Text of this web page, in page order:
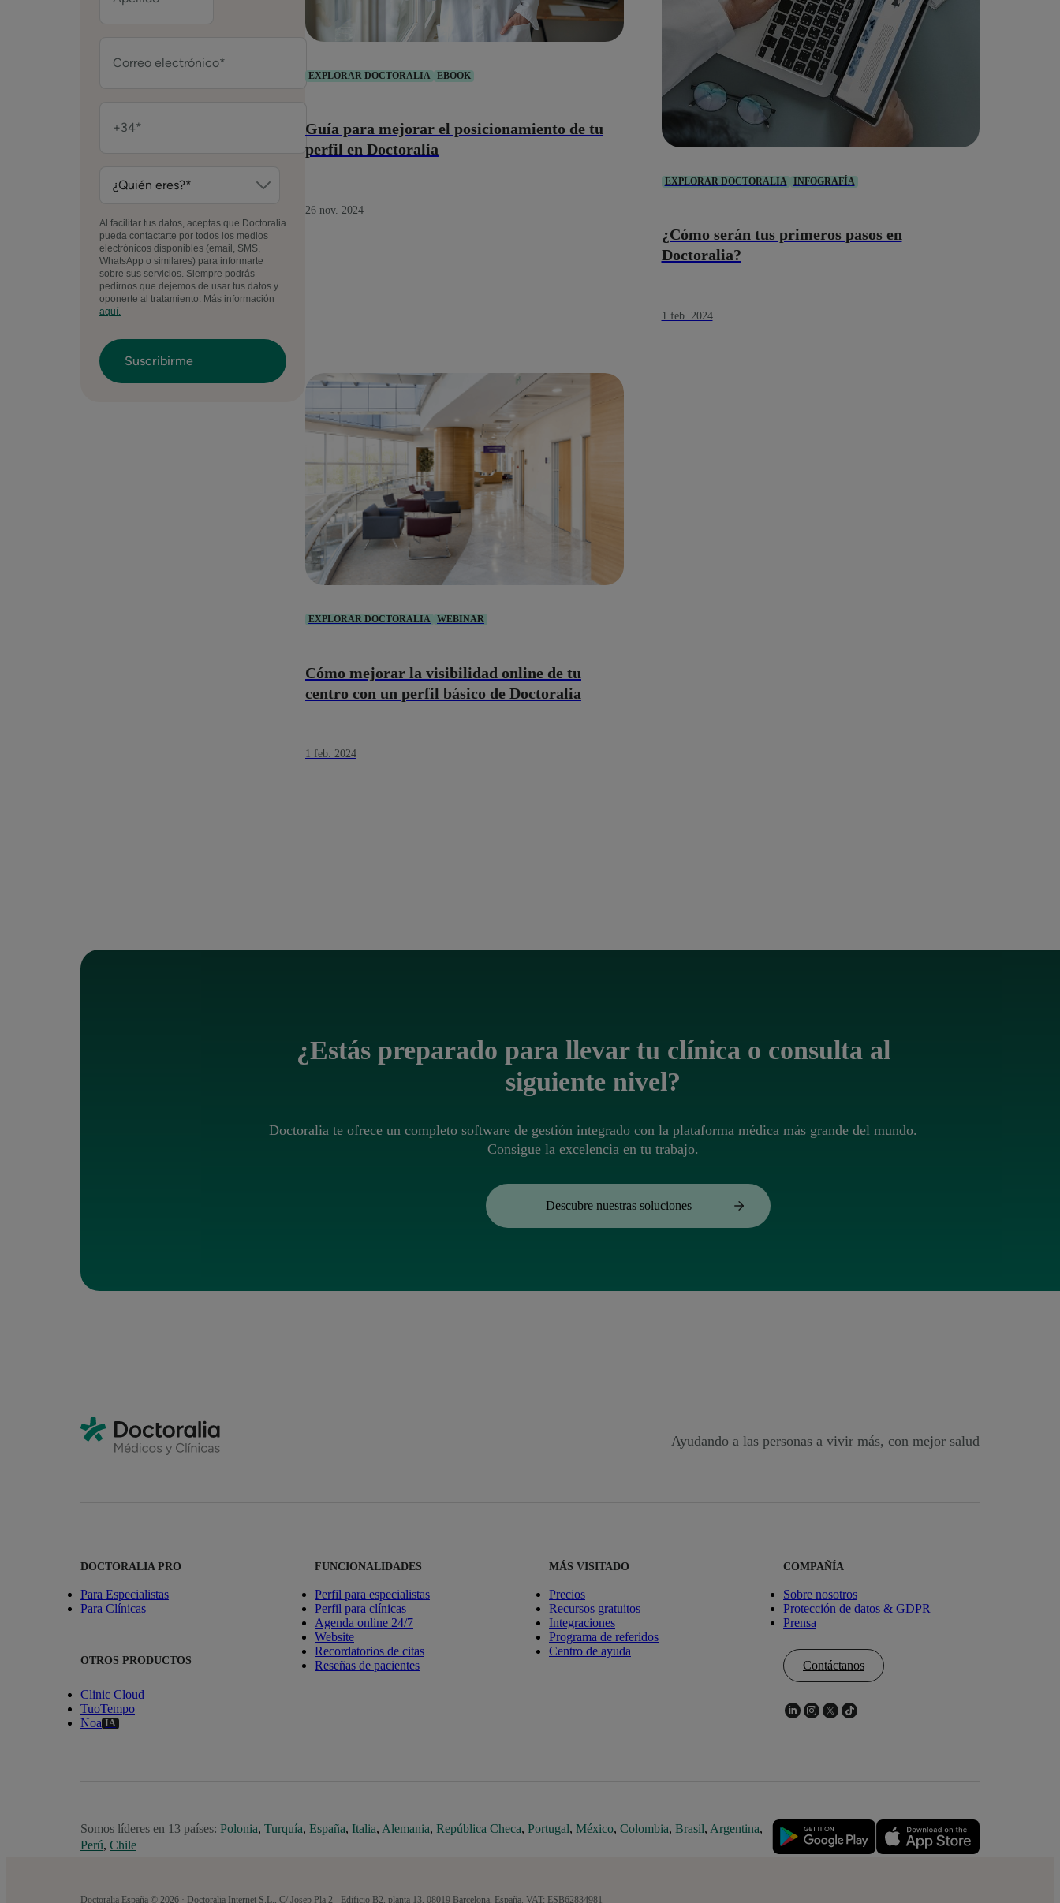
Al facilitar tus datos, aceptas que Doctoralia
pueda contactarte por todos los medios
electrónicos disponibles (email, SMS,
WhatsApp o similares) para informarte
sobre sus servicios. Siempre podrás
pedirnos que dejemos de usar tus datos y
oponerte al tratamiento. Más información
aquí.
EXPLORAR DOCTORALIA EBOOK
Guía para mejorar el posicionamiento de tu
perfil en Doctoralia
26 nov. 2024
EXPLORAR DOCTORALIA INFOGRAFÍA
¿Cómo serán tus primeros pasos en
Doctoralia?
1 feb. 2024
EXPLORAR DOCTORALIA WEBINAR
Cómo mejorar la visibilidad online de tu
centro con un perfil básico de Doctoralia
1 feb. 2024
¿Estás preparado para llevar tu clínica o consulta al
siguiente nivel?
Doctoralia te ofrece un completo software de gestión integrado con la plataforma médica más grande del mundo.
Consigue la excelencia en tu trabajo.
Descubre nuestras soluciones
Ayudando a las personas a vivir más, con mejor salud
DOCTORALIA PRO
Para Especialistas
Para Clínicas
OTROS PRODUCTOS
Clinic Cloud
TuoTempo
Noa IA
FUNCIONALIDADES
Perfil para especialistas
Perfil para clínicas
Agenda online 24/7
Website
Recordatorios de citas
Reseñas de pacientes
MÁS VISITADO
Precios
Recursos gratuitos
Integraciones
Programa de referidos
Centro de ayuda
COMPAÑÍA
Sobre nosotros
Protección de datos & GDPR
Prensa
Contáctanos
Somos líderes en 13 países: Polonia, Turquía, España, Italia, Alemania, República Checa, Portugal, México, Colombia, Brasil, Argentina,
Perú, Chile
Doctoralia España © 2026 · Doctoralia Internet S.L., C/ Josep Pla 2 - Edificio B2, planta 13, 08019 Barcelona, España. VAT: ESB62834981